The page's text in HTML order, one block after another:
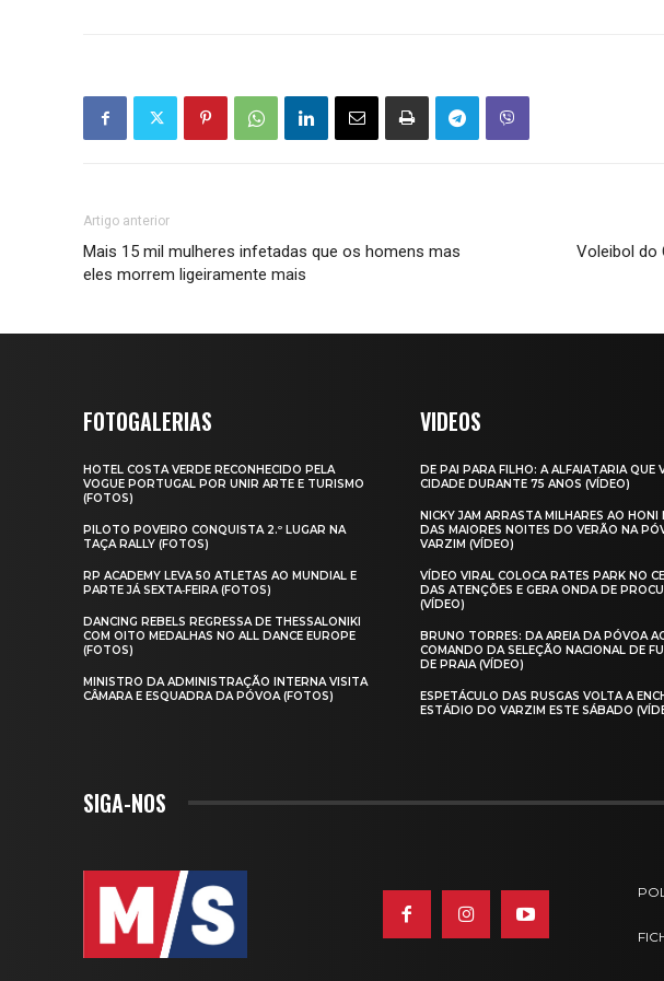
Artigo anterior
Mais 15 mil mulheres infetadas que os homens mas
eles morrem ligeiramente mais
Voleibol do
FOTOGALERIAS
HOTEL COSTA VERDE RECONHECIDO PELA
VOGUE PORTUGAL POR UNIR ARTE E TURISMO
(FOTOS)
PILOTO POVEIRO CONQUISTA 2.º LUGAR NA
TAÇA RALLY (FOTOS)
RP ACADEMY LEVA 50 ATLETAS AO MUNDIAL E
PARTE JÁ SEXTA‑FEIRA (FOTOS)
DANCING REBELS REGRESSA DE THESSALONIKI
COM OITO MEDALHAS NO ALL DANCE EUROPE
(FOTOS)
MINISTRO DA ADMINISTRAÇÃO INTERNA VISITA
CÂMARA E ESQUADRA DA PÓVOA (FOTOS)
VIDEOS
DE PAI PARA FILHO: A ALFAIATARIA QUE
CIDADE DURANTE 75 ANOS (VÍDEO)
NICKY JAM ARRASTA MILHARES AO HONI
DAS MAIORES NOITES DO VERÃO NA
VARZIM (VÍDEO)
VÍDEO VIRAL COLOCA RATES PARK NO
DAS ATENÇÕES E GERA ONDA DE
(VÍDEO)
BRUNO TORRES: DA AREIA DA PÓVOA
COMANDO DA SELEÇÃO NACIONAL DE
DE PRAIA (VÍDEO)
ESPETÁCULO DAS RUSGAS VOLTA A
ESTÁDIO DO VARZIM ESTE SÁBADO
SIGA-NOS